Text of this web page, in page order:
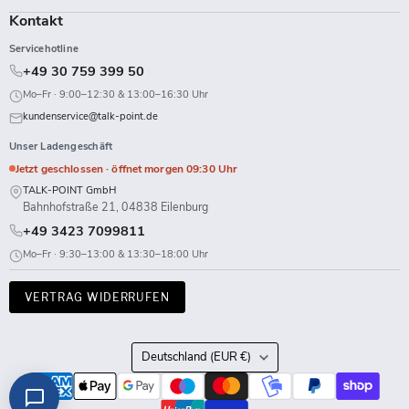
Kontakt
Servicehotline
+49 30 759 399 50
Mo–Fr · 9:00–12:30 & 13:00–16:30 Uhr
kundenservice@talk-point.de
Unser Ladengeschäft
Jetzt geschlossen · öffnet morgen 09:30 Uhr
TALK-POINT GmbH
Bahnhofstraße 21, 04838 Eilenburg
+49 3423 7099811
Mo–Fr · 9:30–13:00 & 13:30–18:00 Uhr
VERTRAG WIDERRUFEN
Land
Deutschland (EUR €)